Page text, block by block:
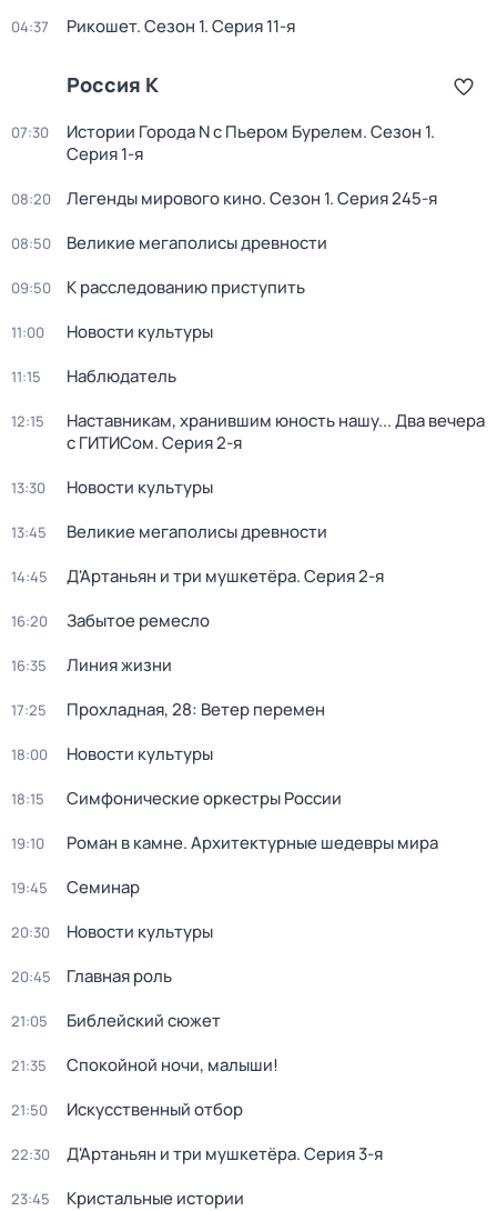
04:37 Рикошет. Сезон 1. Серия 11-я
Россия К
07:30 Истории Города N с Пьером Бурелем. Сезон 1.
Серия 1-я
08:20 Легенды мирового кино. Сезон 1. Серия 245-я
08:50 Великие мегаполисы древности
09:50 К расследованию приступить
11:00 Новости культуры
11:15 Наблюдатель
12:15
Наставникам, хранившим юность нашу... Два вечера
с ГИТИСом. Серия 2-я
13:30 Новости культуры
13:45 Великие мегаполисы древности
14:45 Д'Артаньян и три мушкетёра. Серия 2-я
16:20 Забытое ремесло
16:35 Линия жизни
17:25 Прохладная, 28: Ветер перемен
18:00 Новости культуры
18:15 Симфонические оркестры России
19:10 Роман в камне. Архитектурные шедевры мира
19:45 Семинар
20:30 Новости культуры
20:45 Главная роль
21:05 Библейский сюжет
21:35 Спокойной ночи, малыши!
21:50 Искусственный отбор
22:30 Д'Артаньян и три мушкетёра. Серия 3-я
23:45 Кристальные истории